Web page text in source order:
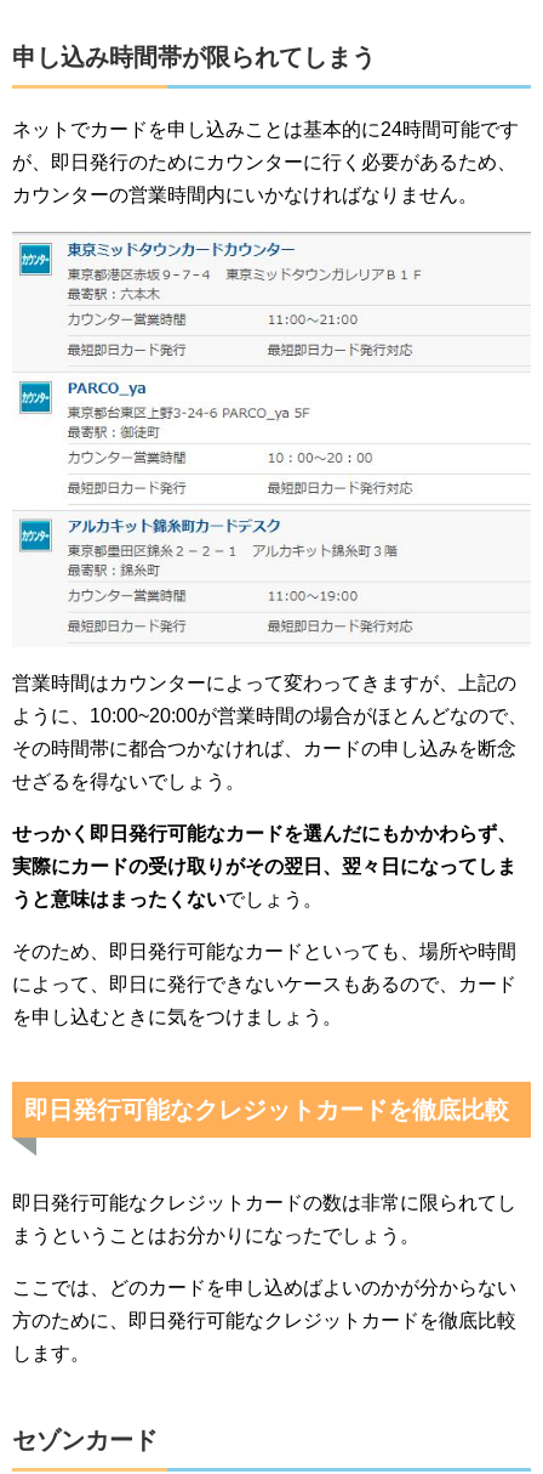
申し込み時間帯が限られてしまう
ネットでカードを申し込みことは基本的に24時間可能です
が、即日発行のためにカウンターに行く必要があるため、
カウンターの営業時間内にいかなければなりません。
営業時間はカウンターによって変わってきますが、上記の
ように、10:00~20:00が営業時間の場合がほとんどなので、
その時間帯に都合つかなければ、カードの申し込みを断念
せざるを得ないでしょう。
せっかく即日発行可能なカードを選んだにもかかわらず、
実際にカードの受け取りがその翌日、翌々日になってしま
うと意味はまったくないでしょう。
そのため、即日発行可能なカードといっても、場所や時間
によって、即日に発行できないケースもあるので、カード
を申し込むときに気をつけましょう。
即日発行可能なクレジットカードを徹底比較
即日発行可能なクレジットカードの数は非常に限られてし
まうということはお分かりになったでしょう。
ここでは、どのカードを申し込めばよいのかが分からない
方のために、即日発行可能なクレジットカードを徹底比較
します。
セゾンカード